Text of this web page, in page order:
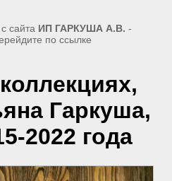
сайта ИП ГАРКУША А.В. -
по ссылке
Гаркуша,
2022 года